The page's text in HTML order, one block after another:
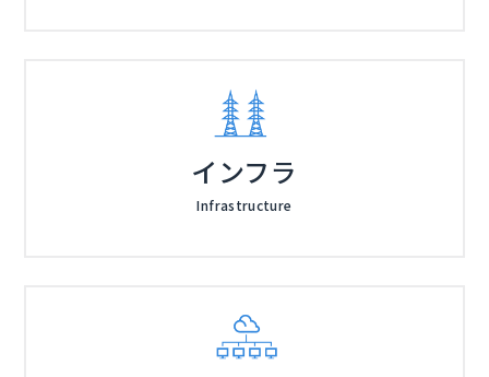
183億円のDebt調達、2023年にも総額130億円のDebt
調達を主導。2024年7月には、グローバルオファリング
在を経験。2015年に帰国後Walmart Japan（西友）で
内部監査領域に従事。2018年からIPO準備企業であっ
たリノベるにて内部監査室長としてJ-SOX対応を牽引
し、統制基盤を構築。2024年からSBCメディカルグル
ープ内部統制室 兼 内部監査室 室長として多法人・多拠
点を束ねるグループガバナンス、US-SOX、プロセス標
1998年より税理士業務に従事。2014年には事業会社に
て経理部門の立ち上げを主導し、実務に即した経理ノウ
ハウを磨く。2017年からはSBCメディカルグループに
て医療法人監査対応やシステム導入にも携わり、税務と
企業経理の双方の視点から、多角的かつ実践的な課題解
2004年 情報・通信事業会社入社。2011年起業、取締役
CSO(戦略責任者)として経営全般に従事。2016年セー
部、マーケティング部、パートナーアライアンス部を管
辻・本郷ITコンサルティング株式会社（
スマートキャンプ株式会社（）
インフラ
Infrastructure